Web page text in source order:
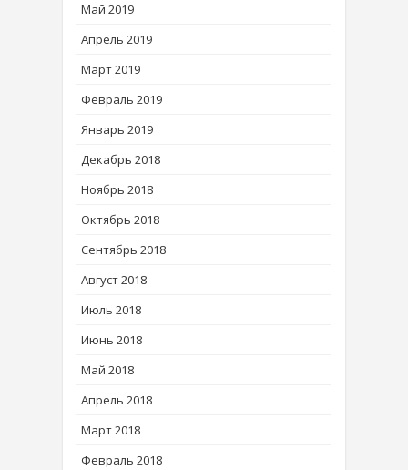
Май 2019
Апрель 2019
Март 2019
Февраль 2019
Январь 2019
Декабрь 2018
Ноябрь 2018
Октябрь 2018
Сентябрь 2018
Август 2018
Июль 2018
Июнь 2018
Май 2018
Апрель 2018
Март 2018
Февраль 2018